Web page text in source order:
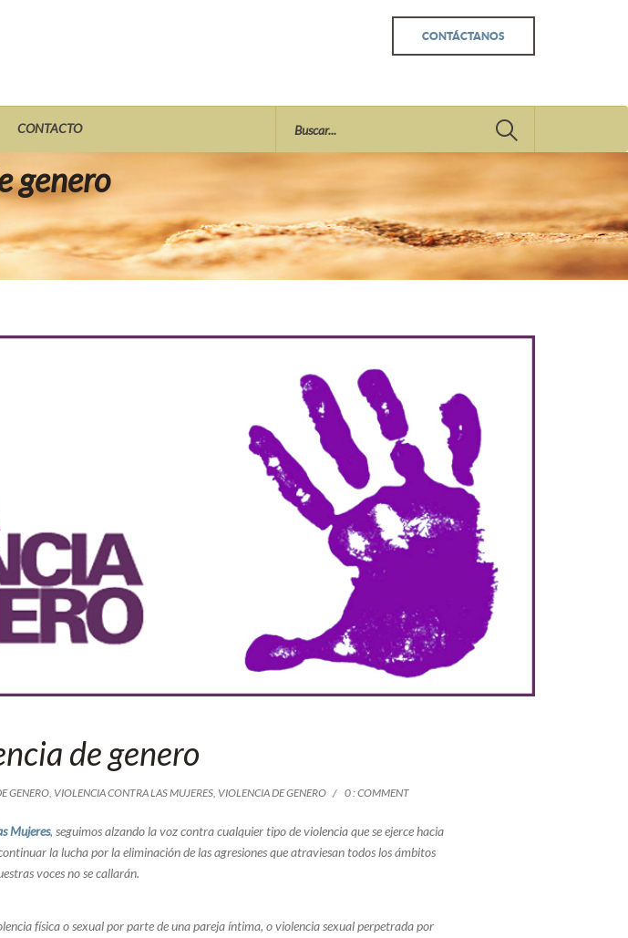
CONTÁCTANOS
CONTACTO
genero
de genero
GENERO, VIOLENCIA CONTRA LAS MUJERES, VIOLENCIA DE GENERO 0 : COMMENT
Mujeres, seguimos alzando la voz contra cualquier tipo de violencia que se ejerce hacia
la lucha por la eliminación de las agresiones que atraviesan todos los ámbitos
voces no se callarán.
física o sexual por parte de una pareja íntima, o violencia sexual perpetrada por